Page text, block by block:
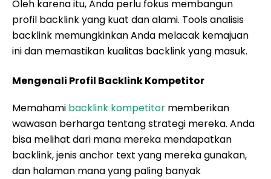
Oleh karena itu, Anda perlu fokus membangun
profil backlink yang kuat dan alami. Tools analisis
backlink memungkinkan Anda melacak kemajuan
ini dan memastikan kualitas backlink yang masuk.
Mengenali Profil Backlink Kompetitor
Memahami backlink kompetitor memberikan
wawasan berharga tentang strategi mereka. Anda
bisa melihat dari mana mereka mendapatkan
backlink, jenis anchor text yang mereka gunakan,
dan halaman mana yang paling banyak